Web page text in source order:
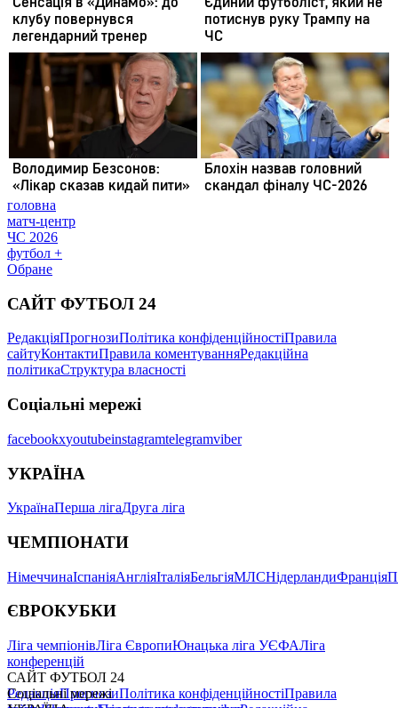
головна
матч-центр
ЧС 2026
футбол +
Обране
САЙТ ФУТБОЛ 24
РедакціяПрогнозиПолітика конфіденційностіПравила
сайтуКонтактиПравила коментуванняРедакційна
політикаСтруктура власності
Соціальні мережі
facebookxyoutubeinstagramtelegramviber
УКРАЇНА
УкраїнаПерша лігаДруга ліга
ЧЕМПІОНАТИ
НімеччинаІспаніяАнгліяІталіяБельгіяМЛСНідерландиФранція
ЄВРОКУБКИ
Ліга чемпіонівЛіга ЄвропиЮнацька ліга УЄФАЛіга
конференцій
САЙТ ФУТБОЛ 24
РедакціяПрогнозиПолітика конфіденційностіПравила
Соціальні мережі